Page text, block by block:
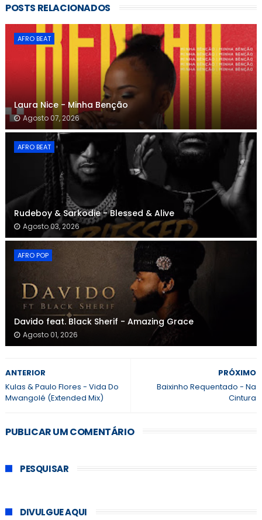
POSTS RELACIONADOS
AFRO BEAT
Laura Nice - Minha Benção
Agosto 07, 2026
AFRO BEAT
Rudeboy & Sarkodie - Blessed & Alive
Agosto 03, 2026
AFRO POP
Davido feat. Black Sherif - Amazing Grace
Agosto 01, 2026
PRÓXIMO
Baixinho Requentado - Na
Cintura
ANTERIOR
Kulas & Paulo Flores - Vida Do
Mwangolé (Extended Mix)
PUBLICAR UM COMENTÁRIO
PESQUISAR
DIVULGUE AQUI